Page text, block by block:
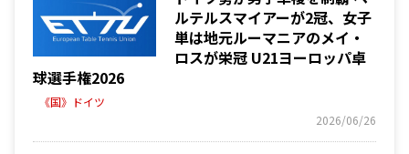
ルテルスマイアーが2冠、女子
単は地元ルーマニアのメイ・
ロスが栄冠 U21ヨーロッパ卓
球選手権2026
《国》ドイツ
2026/06/26